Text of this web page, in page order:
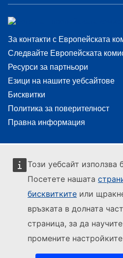
Този уебсайт използва
Посетете нашата
бисквитките или
връзката в долната
страница, за да
промените
За контакти с Европейската
Следвайте Европейската
Ресурси за партньори
Езици на нашите уебсайтове
Бисквитки
Политика за поверителност
Правна информация